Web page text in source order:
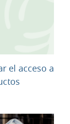
el acceso a